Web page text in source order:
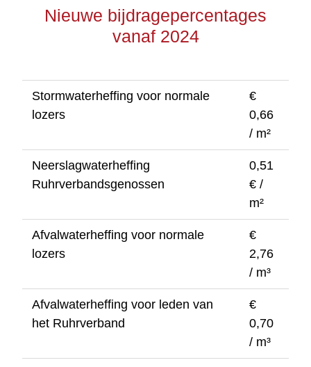
Nieuwe bijdragepercentages
vanaf 2024
Stormwaterheffing voor normale
lozers
€
0,66
/ m²
Neerslagwaterheffing
Ruhrverbandsgenossen
0,51
€ /
m²
Afvalwaterheffing voor normale
lozers
€
2,76
/ m³
Afvalwaterheffing voor leden van
het Ruhrverband
€
0,70
/ m³